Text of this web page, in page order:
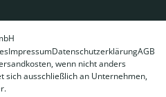
ImpressumDatenschutzerklärungAGB
wenn nicht anders
sich ausschließlich an Unternehmen,